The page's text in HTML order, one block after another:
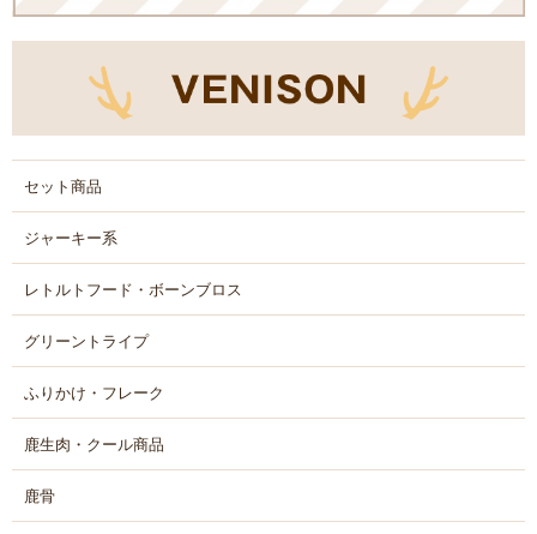
セット商品
ジャーキー系
レトルトフード・ボーンブロス
グリーントライプ
ふりかけ・フレーク
鹿生肉・クール商品
鹿骨